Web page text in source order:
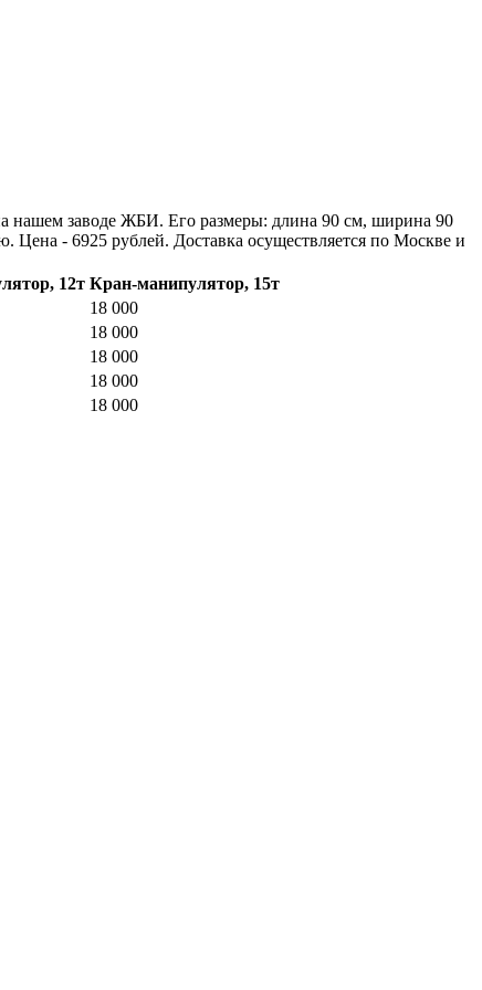
нашем заводе ЖБИ. Его размеры: длина 90 см, ширина 90
Цена - 6925 рублей. Доставка осуществляется по Москве и
12т Кран-манипулятор, 15т
18 000
18 000
18 000
18 000
18 000